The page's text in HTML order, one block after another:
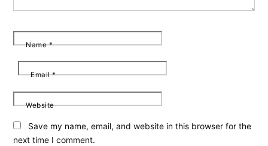
Name*
Email*
Website
Save my name, email, and website in this browser for the
next time I comment.